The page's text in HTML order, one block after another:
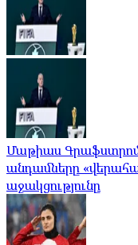
Մաթիաս
անդամները
աջակցությունը